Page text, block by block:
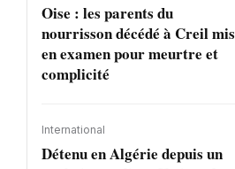
Oise : les parents du
nourrisson décédé à Creil mis
en examen pour meurtre et
complicité
International
Détenu en Algérie depuis un